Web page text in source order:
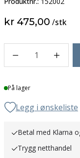
kr 475,00 /stk
1
Lager
På lager
Legg i ønskeliste
Betal med Klarna
Trygg netthandel